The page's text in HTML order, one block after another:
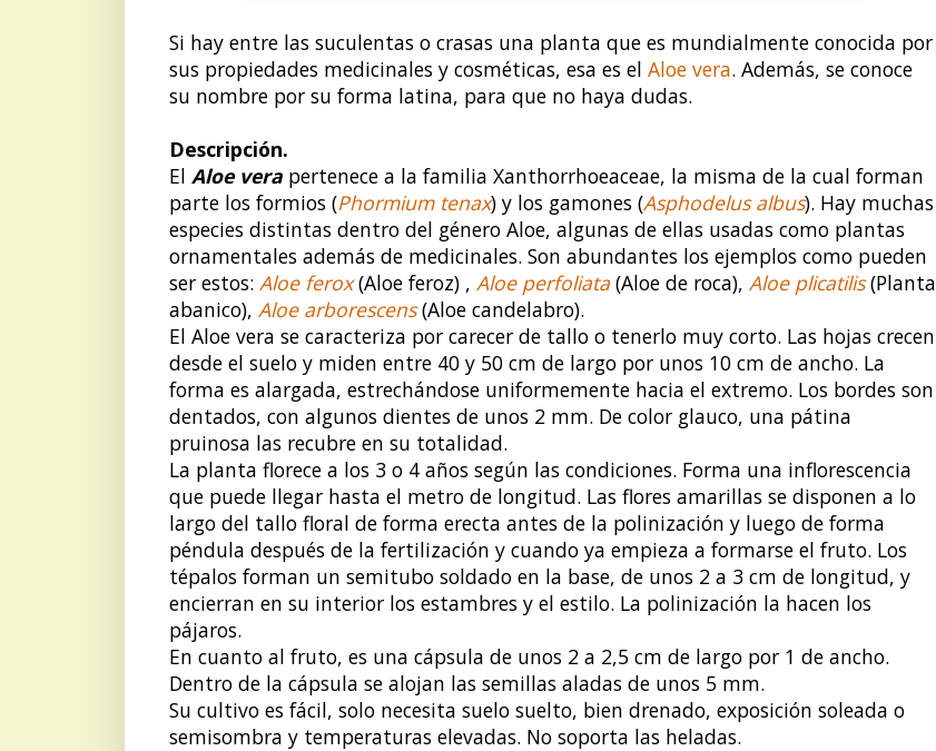
Si hay entre las suculentas o crasas una planta que es mundialmente conocida por
sus propiedades medicinales y cosméticas, esa es el Aloe vera. Además, se conoce
su nombre por su forma latina, para que no haya dudas.
Descripción.
El Aloe vera pertenece a la familia Xanthorrhoeaceae, la misma de la cual forman
parte los formios (Phormium tenax) y los gamones (Asphodelus albus). Hay muchas
especies distintas dentro del género Aloe, algunas de ellas usadas como plantas
ornamentales además de medicinales. Son abundantes los ejemplos como pueden
ser estos: Aloe ferox(Aloe feroz) , Aloe perfoliata (Aloe de roca), Aloe plicatilis(Planta
abanico), Aloe arborescens(Aloe candelabro).
El Aloe vera se caracteriza por carecer de tallo o tenerlo muy corto. Las hojas crecen
desde el suelo y miden entre 40 y 50 cm de largo por unos 10 cm de ancho. La
forma es alargada, estrechándose uniformemente hacia el extremo. Los bordes son
dentados, con algunos dientes de unos 2 mm. De color glauco, una pátina
pruinosa las recubre en su totalidad.
La planta florece a los 3 o 4 años según las condiciones. Forma una inflorescencia
que puede llegar hasta el metro de longitud. Las flores amarillas se disponen a lo
largo del tallo floral de forma erecta antes de la polinización y luego de forma
péndula después de la fertilización y cuando ya empieza a formarse el fruto. Los
tépalos forman un semitubo soldado en la base, de unos 2 a 3 cm de longitud, y
encierran en su interior los estambres y el estilo. La polinización la hacen los
pájaros.
En cuanto al fruto, es una cápsula de unos 2 a 2,5 cm de largo por 1 de ancho.
Dentro de la cápsula se alojan las semillas aladas de unos 5 mm.
Su cultivo es fácil, solo necesita suelo suelto, bien drenado, exposición soleada o
semisombra y temperaturas elevadas. No soporta las heladas.